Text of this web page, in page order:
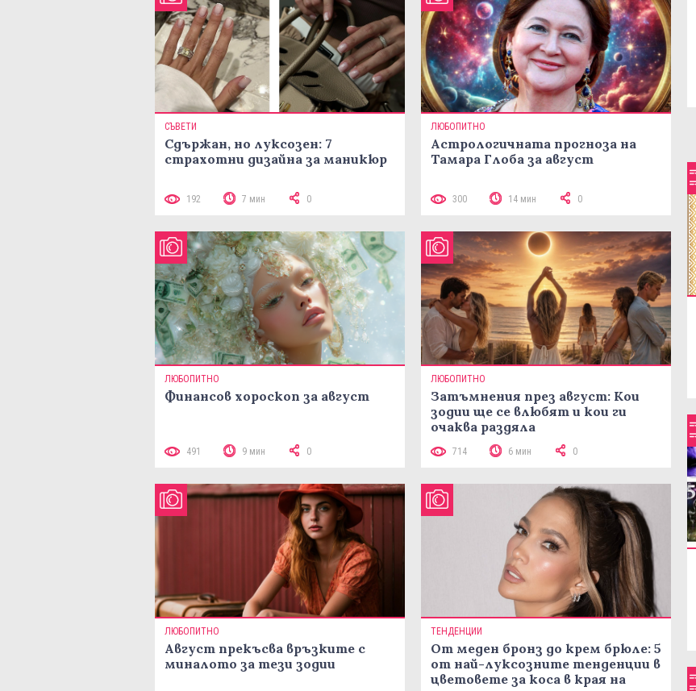
СЪВЕТИ
Сдържан, но луксозен: 7
страхотни дизайна за маникюр
192 7 мин 0
ЛЮБОПИТНО
Астрологичната прогноза на
Тамара Глоба за август
300 14 мин 0
ЛЮБОПИТНО
Финансов хороскоп за август
491 9 мин 0
ЛЮБОПИТНО
Затъмнения през август: Кои
зодии ще се влюбят и кои ги
очаква раздяла
714 6 мин 0
ЛЮБОПИТНО
Август прекъсва връзките с
миналото за тези зодии
ТЕНДЕНЦИИ
От меден бронз до крем брюле: 5
от най-луксозните тенденции в
цветовете за коса в края на